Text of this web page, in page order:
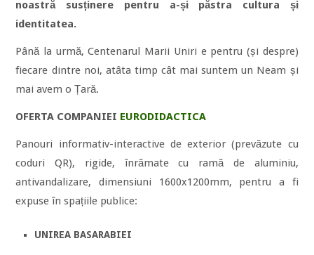
noastră susținere pentru a-și păstra cultura și
identitatea.
Până la urmă, Centenarul Marii Uniri e pentru (și despre)
fiecare dintre noi, atâta timp cât mai suntem un Neam și
mai avem o Țară.
OFERTA COMPANIEI EURODIDACTICA
Panouri informativ-interactive de exterior (prevăzute cu
coduri QR), rigide, înrămate cu ramă de aluminiu,
antivandalizare, dimensiuni 1600x1200mm, pentru a fi
expuse în spațiile publice:
UNIREA BASARABIEI